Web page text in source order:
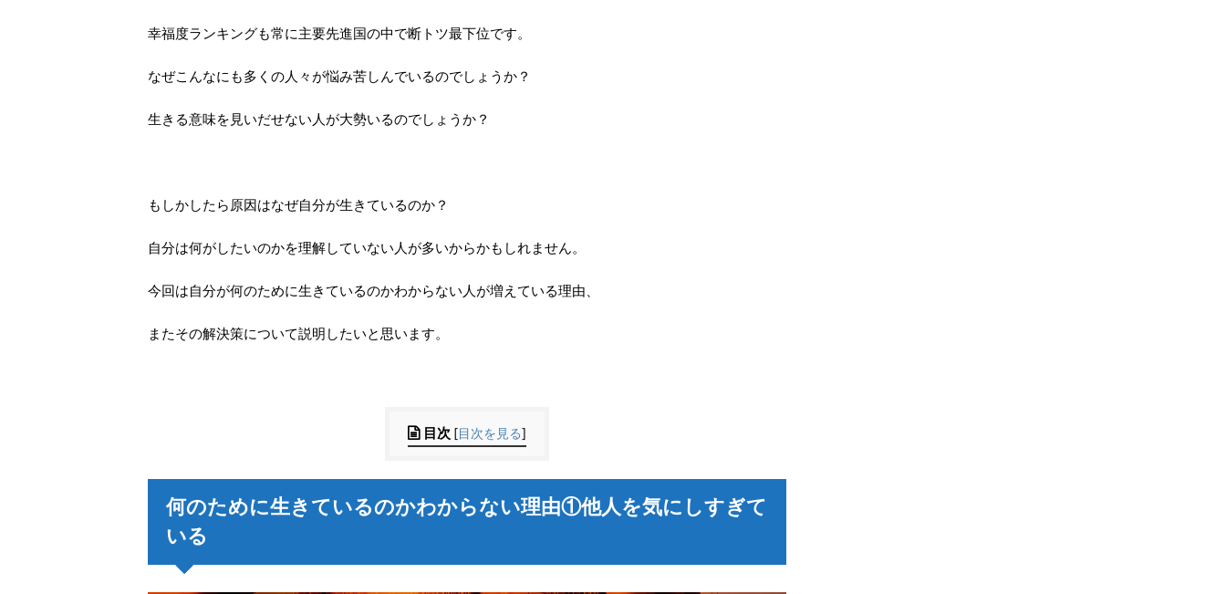
幸福度ランキングも常に主要先進国の中で断トツ最下位です。
なぜこんなにも多くの人々が悩み苦しんでいるのでしょうか？
生きる意味を見いだせない人が大勢いるのでしょうか？
もしかしたら原因はなぜ自分が生きているのか？
自分は何がしたいのかを理解していない人が多いからかもしれません。
今回は自分が何のために生きているのかわからない人が増えている理由、
またその解決策について説明したいと思います。
目次 [目次を見る]
何のために生きているのかわからない理由①他人を気にしすぎて
いる